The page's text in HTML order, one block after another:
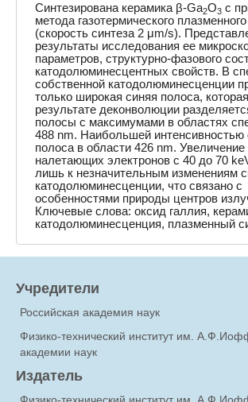
Cинтезирована керамика β-Ga2O3 с
метода газотермического
(скорость синтеза 2 μm/s).
результаты исследования ее
параметров, структурно-фазового
катодолюминесцентных свойств. В
собственной катодолюминесценции
только широкая синяя полоса,
результате деконволюции
полосы с максимумами в областях
488 nm. Наибольшей интенсивностью
полоса в области 426 nm. Увеличение
налетающих электронов с 40 до 70
лишь к незначительным изменениям
катодолюминесценции, что связано с
особенностями природы центров
Ключевые слова: оксид галлия,
катодолюминесценция, плазменный
Учредители
Российская академия наук
Физико-технический институт им.
академии наук
Издатель